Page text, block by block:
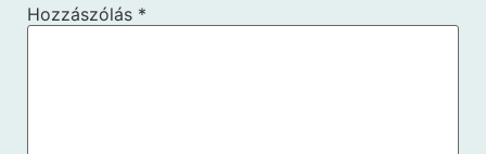
Hozzászólás *